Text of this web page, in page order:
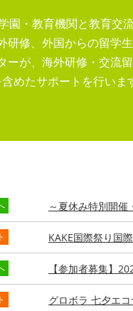
園・教育機関と教育交流
修、外国からの留学
が、海外研修・交流留
めたサポートを行いま
～夏休み特別開催
KAKE国際祭り国
【参加者募集】
グロボラ 七夕エ